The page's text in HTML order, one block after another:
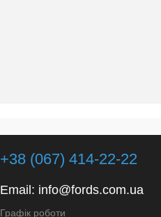
+38 (067) 414-22-22
Email: info@fords.com.ua
Графік роботи